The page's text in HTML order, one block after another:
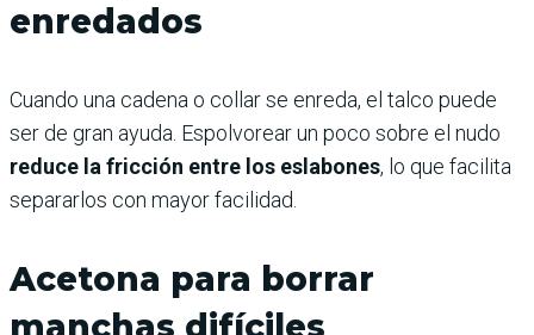
enredados
Cuando una cadena o collar se enreda, el talco puede
ser de gran ayuda. Espolvorear un poco sobre el nudo
reduce la fricción entre los eslabones, lo que facilita
separarlos con mayor facilidad.
Acetona para borrar